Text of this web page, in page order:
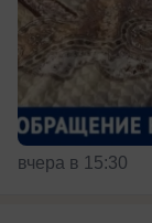
вчера в 15:30